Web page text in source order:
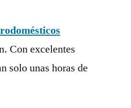
Con excelentes
solo unas horas de